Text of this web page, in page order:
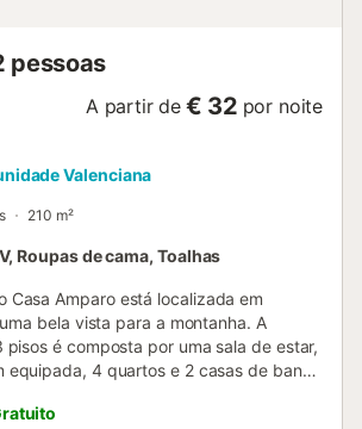
pessoas
A partir de € 32 por noite
Valenciana
210 m²
Roupas de cama, Toalhas
Casa Amparo está localizada em
bela vista para a montanha. A
é composta por uma sala de estar,
equipada, 4 quartos e 2 casas de banho
Wi-Fi de alta velocidade (adequado